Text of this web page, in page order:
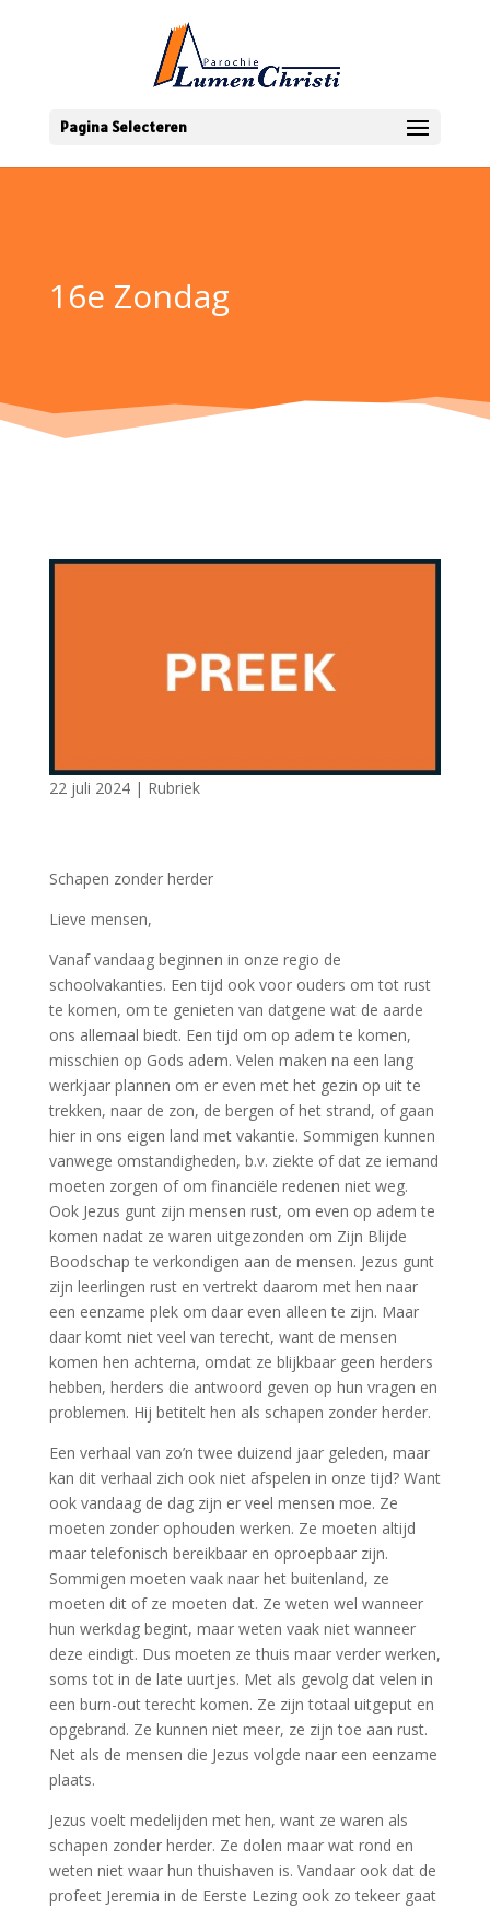
Pagina Selecteren
16e Zondag
22 juli 2024| Rubriek
Schapen zonder herder
Lieve mensen,
Vanaf vandaag beginnen in onze regio de
schoolvakanties. Een tijd ook voor ouders om tot rust
te komen, om te genieten van datgene wat de aarde
ons allemaal biedt. Een tijd om op adem te komen,
misschien op Gods adem. Velen maken na een lang
werkjaar plannen om er even met het gezin op uit te
trekken, naar de zon, de bergen of het strand, of gaan
hier in ons eigen land met vakantie. Sommigen kunnen
vanwege omstandigheden, b.v. ziekte of dat ze iemand
moeten zorgen of om financiële redenen niet weg.
Ook Jezus gunt zijn mensen rust, om even op adem te
komen nadat ze waren uitgezonden om Zijn Blijde
Boodschap te verkondigen aan de mensen. Jezus gunt
zijn leerlingen rust en vertrekt daarom met hen naar
een eenzame plek om daar even alleen te zijn. Maar
daar komt niet veel van terecht, want de mensen
komen hen achterna, omdat ze blijkbaar geen herders
hebben, herders die antwoord geven op hun vragen en
problemen. Hij betitelt hen als schapen zonder herder.
Een verhaal van zo’n twee duizend jaar geleden, maar
kan dit verhaal zich ook niet afspelen in onze tijd? Want
ook vandaag de dag zijn er veel mensen moe. Ze
moeten zonder ophouden werken. Ze moeten altijd
maar telefonisch bereikbaar en oproepbaar zijn.
Sommigen moeten vaak naar het buitenland, ze
moeten dit of ze moeten dat. Ze weten wel wanneer
hun werkdag begint, maar weten vaak niet wanneer
deze eindigt. Dus moeten ze thuis maar verder werken,
soms tot in de late uurtjes. Met als gevolg dat velen in
een burn-out terecht komen. Ze zijn totaal uitgeput en
opgebrand. Ze kunnen niet meer, ze zijn toe aan rust.
Net als de mensen die Jezus volgde naar een eenzame
plaats.
Jezus voelt medelijden met hen, want ze waren als
schapen zonder herder. Ze dolen maar wat rond en
weten niet waar hun thuishaven is. Vandaar ook dat de
profeet Jeremia in de Eerste Lezing ook zo tekeer gaat